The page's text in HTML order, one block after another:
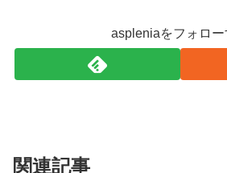
aspleniaをフォロー
関連記事